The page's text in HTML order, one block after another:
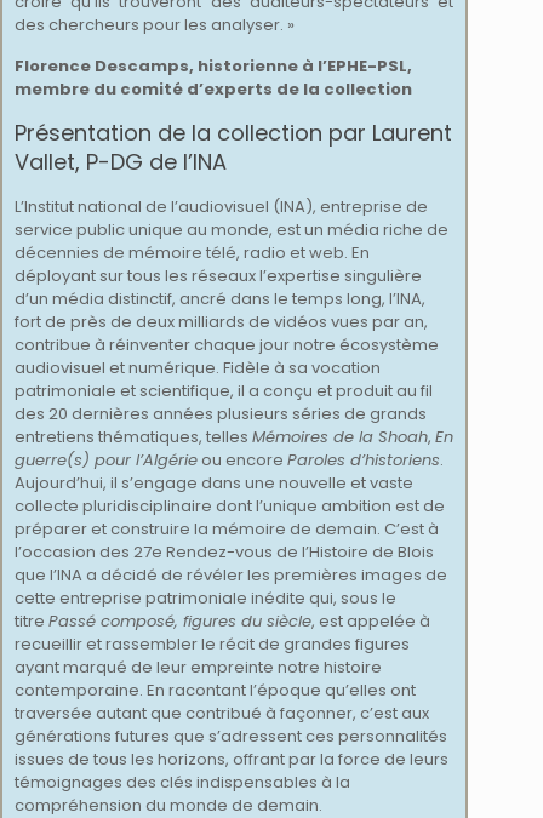
des chercheurs pour les analyser. »
Florence Descamps, historienne à l’EPHE-PSL,
membre du comité d’experts de la collection
Présentation de la collection par Laurent
Vallet, P-DG de l’INA
L’Institut national de l’audiovisuel (INA), entreprise de
service public unique au monde, est un média riche de
décennies de mémoire télé, radio et web. En
déployant sur tous les réseaux l’expertise singulière
d’un média distinctif, ancré dans le temps long, l’INA,
fort de près de deux milliards de vidéos vues par an,
contribue à réinventer chaque jour notre écosystème
audiovisuel et numérique. Fidèle à sa vocation
patrimoniale et scientifique, il a conçu et produit au fil
des 20 dernières années plusieurs séries de grands
entretiens thématiques, telles Mémoires de la Shoah, En
guerre(s) pour l’Algérie ou encore Paroles d’historiens.
Aujourd’hui, il s’engage dans une nouvelle et vaste
collecte pluridisciplinaire dont l’unique ambition est de
préparer et construire la mémoire de demain. C’est à
l’occasion des 27e Rendez-vous de l’Histoire de Blois
que l’INA a décidé de révéler les premières images de
cette entreprise patrimoniale inédite qui, sous le
titre Passé composé, figures du siècle, est appelée à
recueillir et rassembler le récit de grandes figures
ayant marqué de leur empreinte notre histoire
contemporaine. En racontant l’époque qu’elles ont
traversée autant que contribué à façonner, c’est aux
générations futures que s’adressent ces personnalités
issues de tous les horizons, offrant par la force de leurs
témoignages des clés indispensables à la
compréhension du monde de demain.